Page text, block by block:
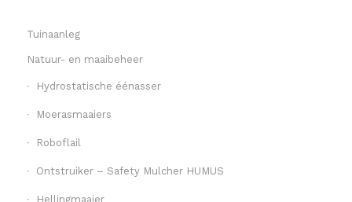
Tuinaanleg
Natuur- en maaibeheer
Hydrostatische éénasser
Moerasmaaiers
Roboflail
Ontstruiker – Safety Mulcher HUMUS
Hellingmaaier